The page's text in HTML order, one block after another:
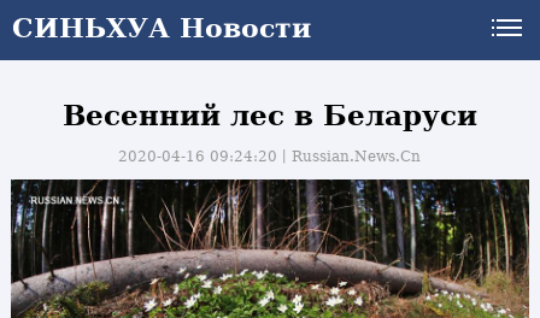
СИНЬХУА Новости
Весенний лес в Беларуси
2020-04-16 09:24:20丨Russian.News.Cn